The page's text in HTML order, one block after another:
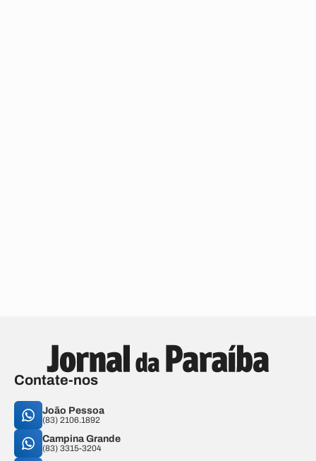
Contate-nos
João Pessoa
(83) 2106.1892
Campina Grande
(83) 3315-3204